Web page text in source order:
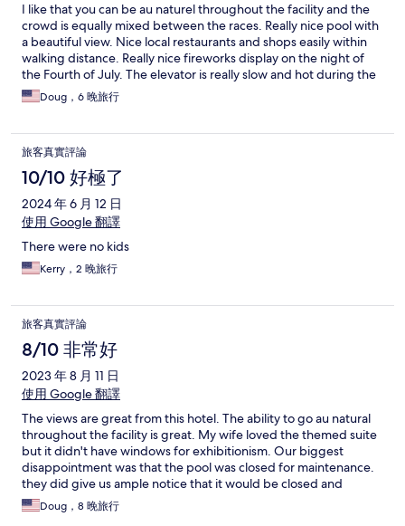
I like that you can be au naturel throughout the facility and the
crowd is equally mixed between the races. Really nice pool with
a beautiful view. Nice local restaurants and shops easily within
walking distance. Really nice fireworks display on the night of
the Fourth of July. The elevator is really slow and hot during the
daytime. Some of the facilities are a little dated. Breakfast is
better than the last two times I stayed there but could be a little
Doug，6 晚旅行
旅客真實評論
10/10 好極了
2024 年 6 月 12 日
使用 Google 翻譯
There were no kids
Kerry，2 晚旅行
旅客真實評論
8/10 非常好
2023 年 8 月 11 日
使用 Google 翻譯
The views are great from this hotel. The ability to go au natural
throughout the facility is great. My wife loved the themed suite
but it didn't have windows for exhibitionism. Our biggest
disappointment was that the pool was closed for maintenance.
they did give us ample notice that it would be closed and
upgraded our room and discounted the price to compensate
us. There is no other place quite like this place if you are into this
Doug，8 晚旅行